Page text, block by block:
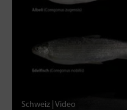
Schweiz | Video